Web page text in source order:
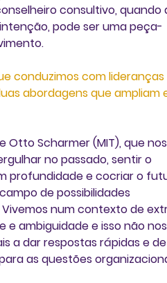
consultivo,
pode ser uma peça-
conduzimos com
abordagens que ampliam
Otto Scharmer (MIT), que
no passado, sentir o
profundidade e cocriar o
de possibilidades
num contexto de
e ambiguidade e isso não
a dar respostas rápidas e
as questões